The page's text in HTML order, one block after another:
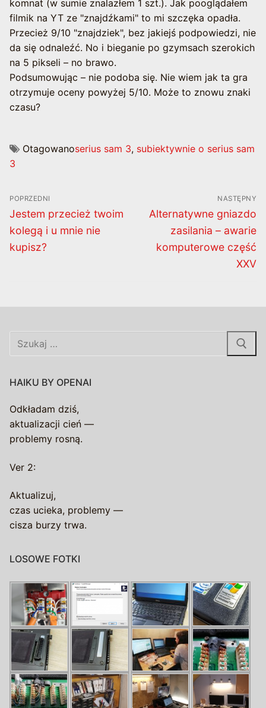
komnat (w sumie znalazłem 1 szt.). Jak pooglądałem
filmik na YT ze "znajdźkami" to mi szczęka opadła.
Przecież 9/10 "znajdziek", bez jakiejś podpowiedzi, nie
da się odnaleźć. No i bieganie po gzymsach szerokich
na 5 pikseli – no brawo.
Podsumowując – nie podoba się. Nie wiem jak ta gra
otrzymuje oceny powyżej 5/10. Może to znowu znaki
czasu?
Otagowanoserius sam 3, subiektywnie o serius sam
3
Nawigacja
wpisu
POPRZEDNI
Poprzedni
wpis:
Jestem przecież twoim
kolegą i u mnie nie
kupisz?
NASTĘPNY
Następny
wpis:
Alternatywne gniazdo
zasilania – awarie
komputerowe część
XXV
Szukaj:
HAIKU BY OPENAI
Odkładam dziś,
aktualizacji cień —
problemy rosną.
Ver 2:
Aktualizuj,
czas ucieka, problemy —
cisza burzy trwa.
LOSOWE FOTKI